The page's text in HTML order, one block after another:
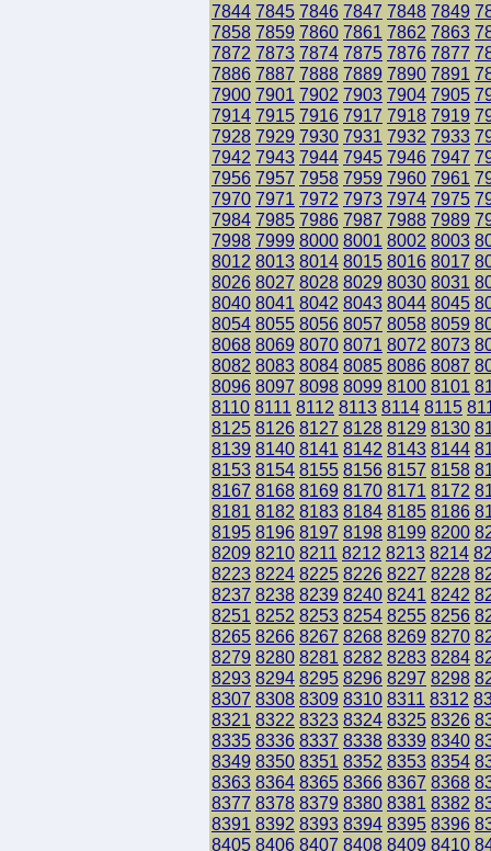
7844 7845 7846 7847 7848 7849
7858 7859 7860 7861 7862 7863
7872 7873 7874 7875 7876 7877
7886 7887 7888 7889 7890 7891
7900 7901 7902 7903 7904 7905
7914 7915 7916 7917 7918 7919
7928 7929 7930 7931 7932 7933
7942 7943 7944 7945 7946 7947
7956 7957 7958 7959 7960 7961
7970 7971 7972 7973 7974 7975
7984 7985 7986 7987 7988 7989
7998 7999 8000 8001 8002 8003
8012 8013 8014 8015 8016 8017
8026 8027 8028 8029 8030 8031
8040 8041 8042 8043 8044 8045
8054 8055 8056 8057 8058 8059
8068 8069 8070 8071 8072 8073
8082 8083 8084 8085 8086 8087
8096 8097 8098 8099 8100 8101
8110 8111 8112 8113 8114 8115
8125 8126 8127 8128 8129 8130
8139 8140 8141 8142 8143 8144
8153 8154 8155 8156 8157 8158
8167 8168 8169 8170 8171 8172
8181 8182 8183 8184 8185 8186
8195 8196 8197 8198 8199 8200
8209 8210 8211 8212 8213 8214
8223 8224 8225 8226 8227 8228
8237 8238 8239 8240 8241 8242
8251 8252 8253 8254 8255 8256
8265 8266 8267 8268 8269 8270
8279 8280 8281 8282 8283 8284
8293 8294 8295 8296 8297 8298
8307 8308 8309 8310 8311 8312
8321 8322 8323 8324 8325 8326
8335 8336 8337 8338 8339 8340
8349 8350 8351 8352 8353 8354
8363 8364 8365 8366 8367 8368
8377 8378 8379 8380 8381 8382
8391 8392 8393 8394 8395 8396
8405 8406 8407 8408 8409 8410